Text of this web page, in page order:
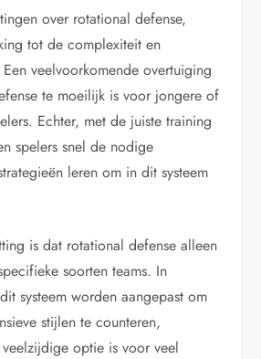
over rotational defense,
tot de complexiteit en
veelvoorkomende overtuiging
te moeilijk is voor jongere of
Echter, met de juiste training
spelers snel de nodige
leren om in dit systeem
is dat rotational defense alleen
soorten teams. In
systeem worden aangepast om
stijlen te counteren,
optie is voor veel